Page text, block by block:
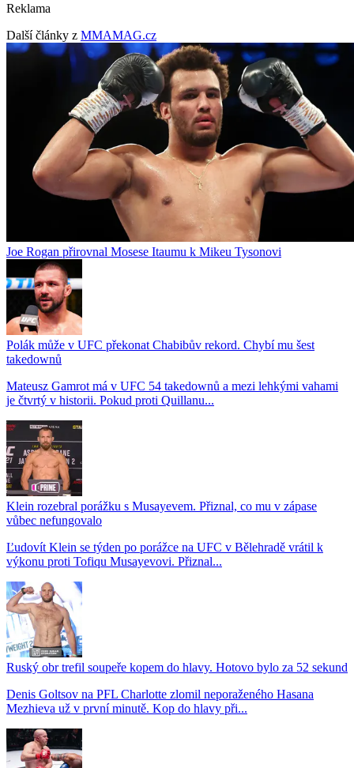
Reklama
Další články z MMAMAG.cz
Joe Rogan přirovnal Mosese Itaumu k Mikeu Tysonovi
Polák může v UFC překonat Chabibův rekord. Chybí mu šest
takedownů
Mateusz Gamrot má v UFC 54 takedownů a mezi lehkými vahami
je čtvrtý v historii. Pokud proti Quillanu...
Klein rozebral porážku s Musayevem. Přiznal, co mu v zápase
vůbec nefungovalo
Ľudovít Klein se týden po porážce na UFC v Bělehradě vrátil k
výkonu proti Tofiqu Musayevovi. Přiznal...
Ruský obr trefil soupeře kopem do hlavy. Hotovo bylo za 52 sekund
Denis Goltsov na PFL Charlotte zlomil neporaženého Hasana
Mezhieva už v první minutě. Kop do hlavy při...